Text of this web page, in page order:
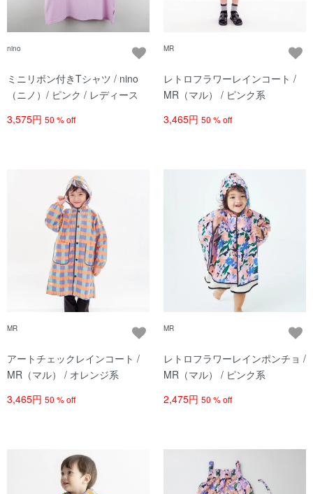
nino
ミニリボン付きTシャツ / nino
（ニノ）/ ピンク / レディース
3,575円 50 % off
MR
レトロフラワーレインコート /
MR（マル） / ピンク系
3,465円 50 % off
MR
アートチェックレインコート /
MR（マル） / オレンジ系
3,465円 50 % off
MR
レトロフラワーレインポンチョ /
MR（マル） / ピンク系
2,475円 50 % off